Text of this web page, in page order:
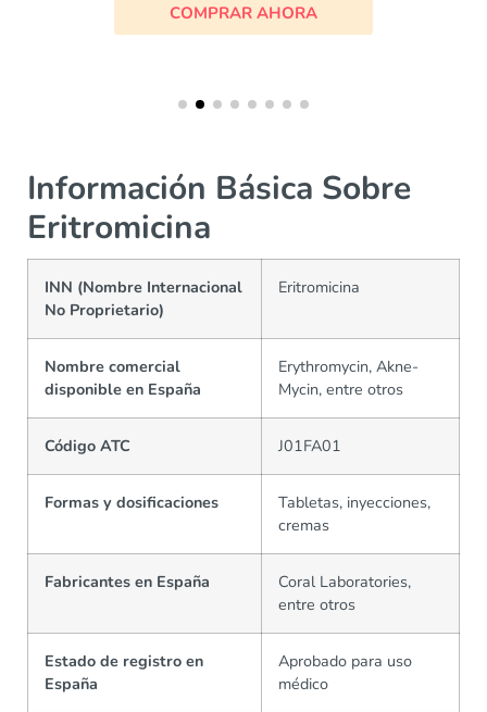
COMPRAR AHORA
Información Básica Sobre
Eritromicina
INN (Nombre Internacional
No Proprietario)
Eritromicina
Nombre comercial
disponible en España
Erythromycin, Akne-
Mycin, entre otros
Código ATC J01FA01
Formas y dosificaciones
Tabletas, inyecciones,
cremas
Fabricantes en España
Coral Laboratories,
entre otros
Estado de registro en
España
Aprobado para uso
médico